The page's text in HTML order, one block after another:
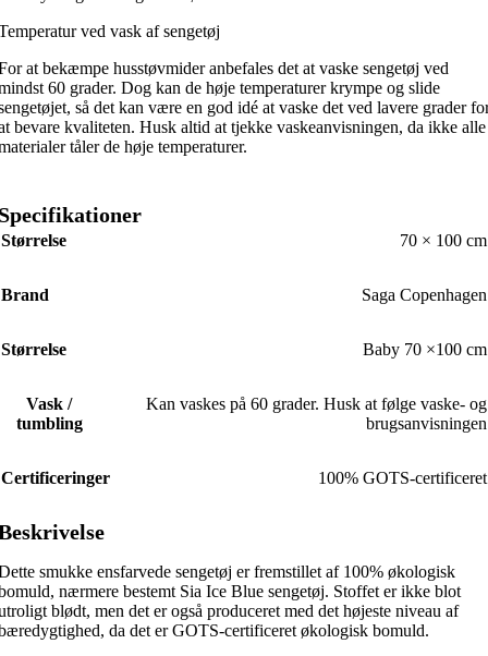
ved vask af sengetøj
at bekæmpe husstøvmider anbefales det at vaske sengetøj ved
60 grader. Dog kan de høje temperaturer krympe og slide
så det kan være en god idé at vaske det ved lavere grader
bevare kvaliteten. Husk altid at tjekke vaskeanvisningen, da ikke alle
tåler de høje temperaturer.
Størrelse 70 × 100 cm
Brand Saga Copenhagen
Størrelse Baby 70 ×100 cm
Vask /
tumbling
Kan vaskes på 60 grader. Husk at følge vaske- og
brugsanvisningen
Certificeringer 100% GOTS-certificeret
smukke ensfarvede sengetøj er fremstillet af 100% økologisk
nærmere bestemt Sia Ice Blue sengetøj. Stoffet er ikke blot
blødt, men det er også produceret med det højeste niveau af
da det er GOTS-certificeret økologisk bomuld.